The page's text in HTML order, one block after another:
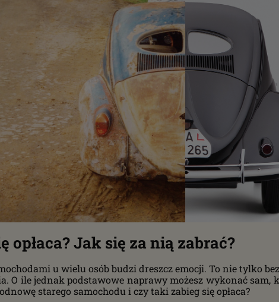
Jak się za nią zabrać?
u wielu osób budzi dreszcz emocji. To nie tylko
O ile jednak podstawowe naprawy możesz wykonać
starego samochodu i czy taki zabieg się opłaca?